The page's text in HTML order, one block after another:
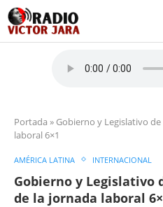
Portada » Gobierno y Legislativo
laboral 6×1
AMÉRICA LATINA INTERNACIONAL
Gobierno y Legislativo
de la jornada laboral